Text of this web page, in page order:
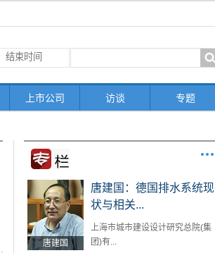
上市公司 访谈 专题
唐建国
唐建国：德国排水系统现
状与相关...
上海市城市建设设计研究总院(集
团)有...